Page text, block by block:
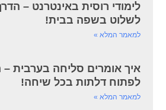
לימודי רוסית באינטרנט –
לשלוט בשפה בבית!
למאמר המלא »
איך אומרים סליחה בערבית –
לפתוח דלתות בכל שיחה!
למאמר המלא »